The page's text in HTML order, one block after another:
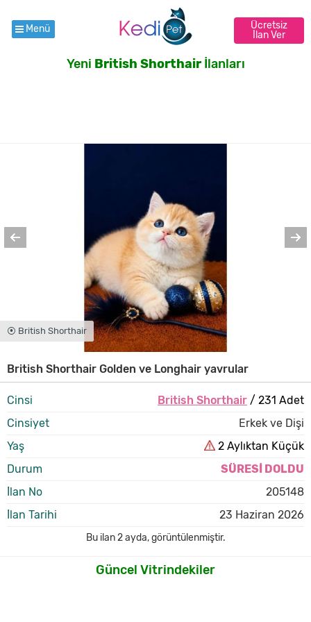
Menü
Ücretsiz
İlan Ver
Yeni British Shorthairİlanları
⦿ British Shorthair
British Shorthair Golden ve Longhair yavrular
Cinsi British Shorthair/ 231 Adet
Cinsiyet
Erkek ve Dişi
Yaş
2 Aylıktan Küçük
Durum
SÜRESİ DOLDU
İlan No
205148
İlan Tarihi
23 Haziran 2026
Bu ilan2 ayda,görüntülenmiştir.
Güncel Vitrindekiler